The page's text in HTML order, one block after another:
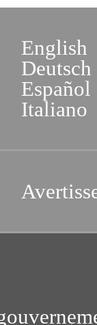
English
Deutsch
Español
Italiano